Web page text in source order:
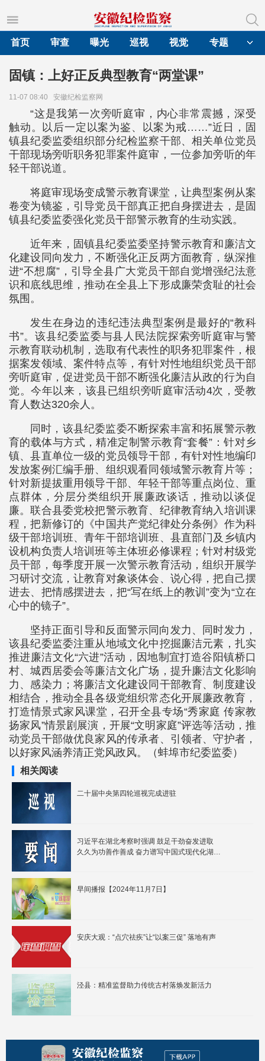
首页
审查 曝光 巡视 视觉 专题
固镇：上好正反典型教育“两堂课”
11-07 08:40 安徽纪检监察网
“这是我第一次旁听庭审，内心非常震撼，深受
触动。以后一定以案为鉴、以案为戒……”近日，固
镇县纪委监委组织部分纪检监察干部、相关单位党员
干部现场旁听职务犯罪案件庭审，一位参加旁听的年
轻干部说道。
将庭审现场变成警示教育课堂，让典型案例从案
卷变为镜鉴，引导党员干部真正把自身摆进去，是固
镇县纪委监委强化党员干部警示教育的生动实践。
近年来，固镇县纪委监委坚持警示教育和廉洁文
化建设同向发力，不断强化正反两方面教育，纵深推
进“不想腐”，引导全县广大党员干部自觉增强纪法意
识和底线思维，推动在全县上下形成廉荣贪耻的社会
氛围。
发生在身边的违纪违法典型案例是最好的“教科
书”。该县纪委监委与县人民法院探索旁听庭审与警
示教育联动机制，选取有代表性的职务犯罪案件，根
据案发领域、案件特点等，有针对性地组织党员干部
旁听庭审，促进党员干部不断强化廉洁从政的行为自
觉。今年以来，该县已组织旁听庭审活动4次，受教
育人数达320余人。
同时，该县纪委监委不断探索丰富和拓展警示教
育的载体与方式，精准定制警示教育“套餐”：针对乡
镇、县直单位一级的党员领导干部，有针对性地编印
发放案例汇编手册、组织观看同领域警示教育片等；
针对新提拔重用领导干部、年轻干部等重点岗位、重
点群体，分层分类组织开展廉政谈话，推动以谈促
廉。联合县委党校把警示教育、纪律教育纳入培训课
程，把新修订的《中国共产党纪律处分条例》作为科
级干部培训班、青年干部培训班、县直部门及乡镇内
设机构负责人培训班等主体班必修课程；针对村级党
员干部，每季度开展一次警示教育活动，组织开展学
习研讨交流，让教育对象谈体会、说心得，把自己摆
进去、把情感摆进去，把“写在纸上的教训”变为“立在
心中的镜子”。
坚持正面引导和反面警示同向发力、同时发力，
该县纪委监委注重从地域文化中挖掘廉洁元素，扎实
推进廉洁文化“六进”活动，因地制宜打造谷阳镇桥口
村、城西居委会等廉洁文化广场，提升廉洁文化影响
力、感染力；将廉洁文化建设同干部教育、制度建设
相结合，推动全县各级党组织常态化开展廉政教育，
打造情景式家风课堂，召开全县专场“秀家庭 传家教
扬家风”情景剧展演，开展“文明家庭”评选等活动，推
动党员干部做优良家风的传承者、引领者、守护者，
以好家风涵养清正党风政风。（蚌埠市纪委监委）
相关阅读
二十届中央第四轮巡视完成进驻
习近平在湖北考察时强调 鼓足干劲奋发进取
久久为功善作善成 奋力谱写中国式现代化湖北
早间播报【2024年11月7日】
安庆大观：“点穴祛疾”让“以案三促” 落地有声
泾县：精准监督助力传统古村落焕发新活力